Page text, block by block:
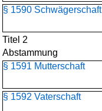
§ 1590 Schwägerschaft
Titel 2
Abstammung
§ 1591 Mutterschaft
§ 1592 Vaterschaft